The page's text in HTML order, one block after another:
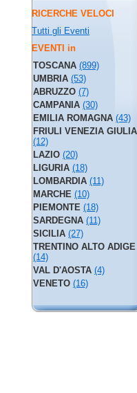
RICERCHE VELOCI
Tutti gli Eventi
EVENTI in
TOSCANA (899)
UMBRIA (53)
ABRUZZO (7)
CAMPANIA (30)
EMILIA ROMAGNA (43)
FRIULI VENEZIA GIULIA
(12)
LAZIO (20)
LIGURIA (18)
LOMBARDIA (11)
MARCHE (10)
PIEMONTE (18)
SARDEGNA (11)
SICILIA (27)
TRENTINO ALTO ADIGE
(14)
VAL D'AOSTA (4)
VENETO (16)